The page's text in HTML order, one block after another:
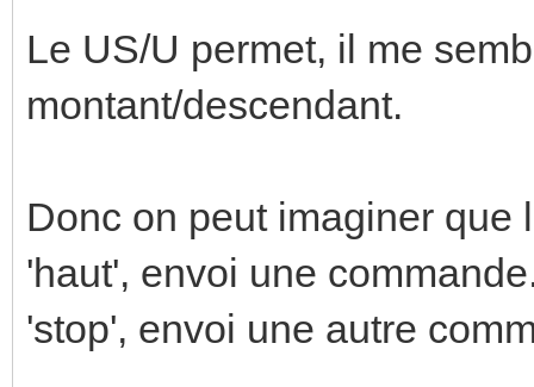
Le US/U permet, il me
montant/descendant.
Donc on peut imaginer que
'haut', envoi une
'stop', envoi une autre